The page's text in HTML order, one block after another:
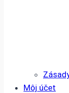
Môj účet